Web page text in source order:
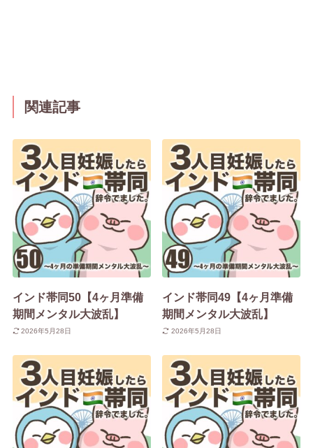
関連記事
インド帯同50【4ヶ月準備
期間メンタル大波乱】
2026年5月28日
インド帯同49【4ヶ月準備
期間メンタル大波乱】
2026年5月28日